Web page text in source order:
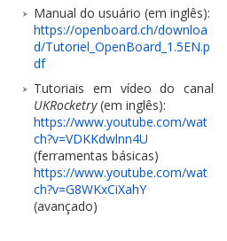
Manual do usuário (em inglês):
https://openboard.ch/downloa
d/Tutoriel_OpenBoard_1.5EN.p
df
Tutoriais em vídeo do canal
UKRocketry(em inglês):
https://www.youtube.com/wat
ch?v=VDKKdwlnn4U
(ferramentas básicas)
https://www.youtube.com/wat
ch?v=G8WKxCiXahY
(avançado)